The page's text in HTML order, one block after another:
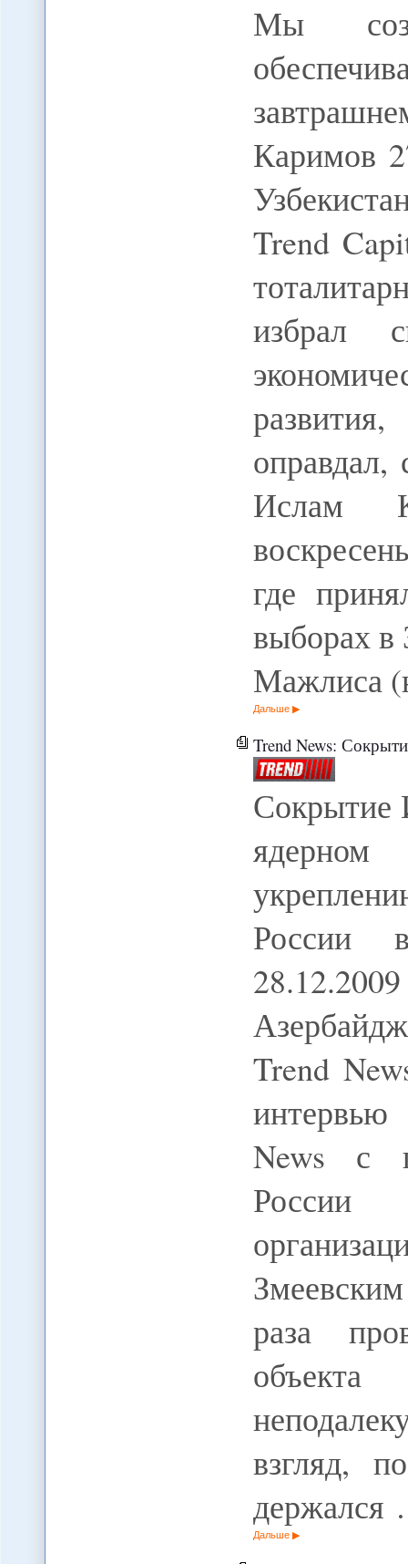
Мы
Каримов
Trend
избрал
оправдал,
Ислам
где
выборах в
Мажлиса
Дальше
Trend News: Сокрытие Ираном
Сокрытие
ядерном
Trend
интервью
News с
раза
объекта
взгляд,
Дальше